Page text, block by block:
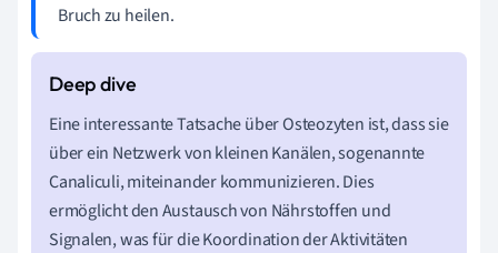
Bruch zu heilen.
Eine interessante Tatsache über Osteozyten ist, dass sie
über ein Netzwerk von kleinen Kanälen, sogenannte
Canaliculi, miteinander kommunizieren. Dies
ermöglicht den Austausch von Nährstoffen und
Signalen, was für die Koordination der Aktivitäten